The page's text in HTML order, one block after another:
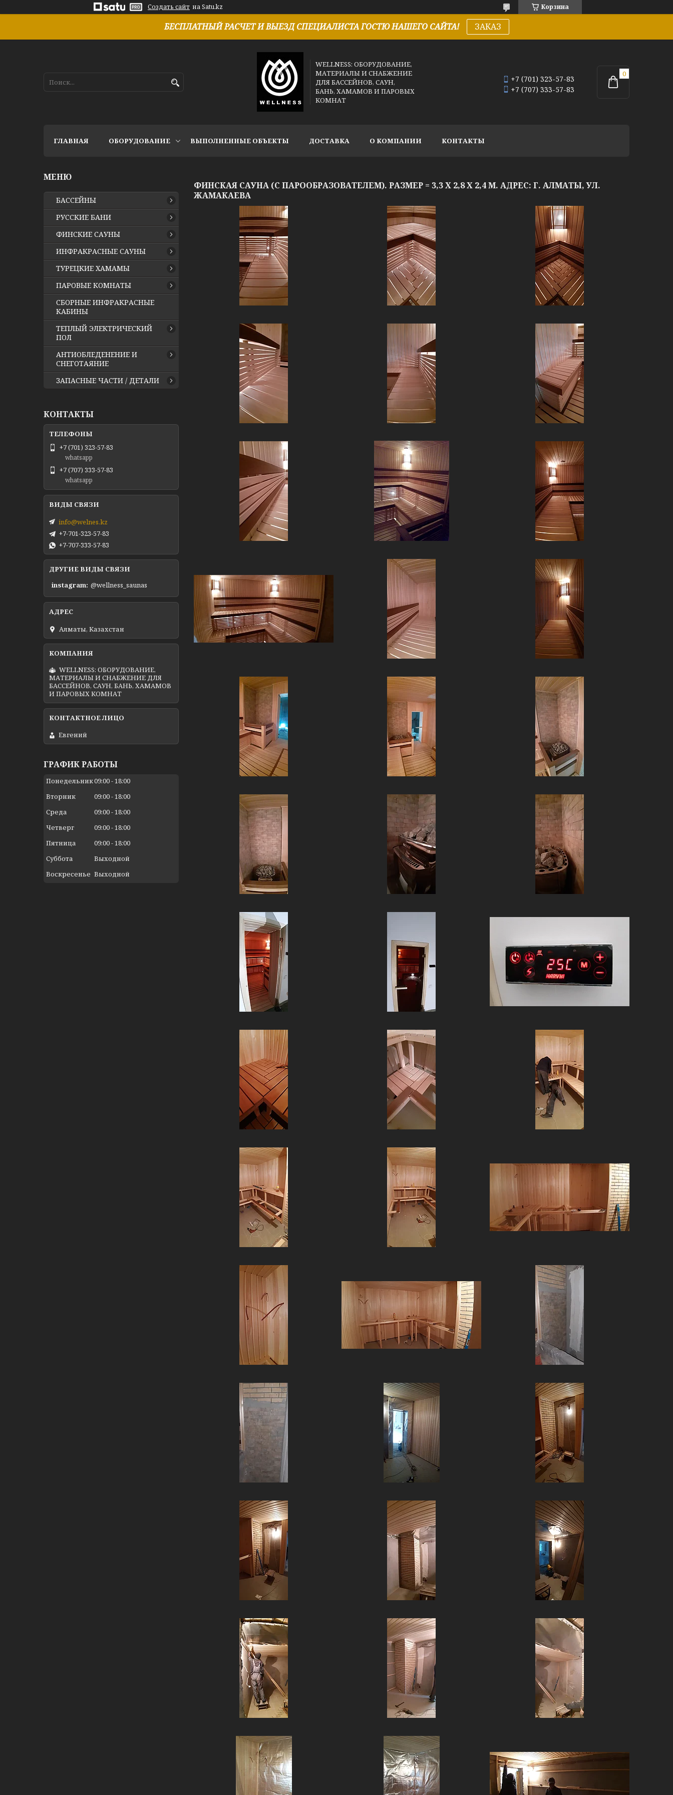
Создать сайт на Satu.kz Корзина
БЕСПЛАТНЫЙ РАСЧЕТ И ВЫЕЗД СПЕЦИАЛИСТА ГОСТЮ НАШЕГО САЙТА! ЗАКАЗ
WELLNESS: ОБОРУДОВАНИЕ,
МАТЕРИАЛЫ И СНАБЖЕНИЕ
ДЛЯ БАССЕЙНОВ, САУН,
БАНЬ, ХАМАМОВ И ПАРОВЫХ
КОМНАТ
+7 (701) 323-57-83
+7 (707) 333-57-83
ГЛАВНАЯ ОБОРУДОВАНИЕ ВЫПОЛНЕННЫЕ ОБЪЕКТЫ ДОСТАВКА О КОМПАНИИ КОНТАКТЫ
ФИНСКАЯ САУНА (С ПАРООБРАЗОВАТЕЛЕМ). РАЗМЕР = 3,3 Х 2,8 Х 2,4 М. АДРЕС: Г. АЛМАТЫ, УЛ.
ЖАМАКАЕВА
БАССЕЙНЫ
РУССКИЕ БАНИ
ФИНСКИЕ САУНЫ
ИНФРАКРАСНЫЕ САУНЫ
ТУРЕЦКИЕ ХАМАМЫ
ПАРОВЫЕ КОМНАТЫ
СБОРНЫЕ ИНФРАКРАСНЫЕ
КАБИНЫ
ТЕПЛЫЙ ЭЛЕКТРИЧЕСКИЙ
ПОЛ
АНТИОБЛЕДЕНЕНИЕ И
СНЕГОТАЯНИЕ
ЗАПАСНЫЕ ЧАСТИ / ДЕТАЛИ
КОНТАКТЫ
+7 (701) 323-57-83
whatsapp
+7 (707) 333-57-83
whatsapp
info@welnes.kz
+7-701-323-57-83
+7-707-333-57-83
ДРУГИЕ ВИДЫ СВЯЗИ
instagram @wellness_saunas
Алматы, Казахстан
WELLNESS: ОБОРУДОВАНИЕ,
МАТЕРИАЛЫ И СНАБЖЕНИЕ ДЛЯ
БАССЕЙНОВ, САУН, БАНЬ, ХАМАМОВ
И ПАРОВЫХ КОМНАТ
Евгений
ГРАФИК РАБОТЫ
Понедельник09:00 18:00
Вторник
09:00 18:00
Среда
09:00 18:00
Четверг
09:00 18:00
Пятница
09:00 18:00
Суббота
Выходной
Воскресенье Выходной